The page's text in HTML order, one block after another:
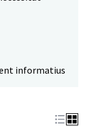
informatius